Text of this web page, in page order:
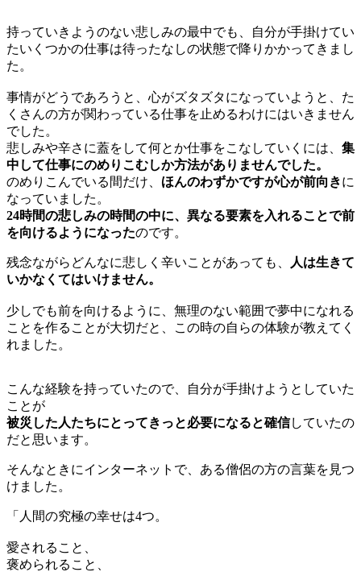
持っていきようのない悲しみの最中でも、自分が手掛けてい
たいくつかの仕事は待ったなしの状態で降りかかってきまし
た。
事情がどうであろうと、心がズタズタになっていようと、た
くさんの方が関わっている仕事を止めるわけにはいきません
でした。
悲しみや辛さに蓋をして何とか仕事をこなしていくには、 集
中して仕事にのめりこむしか方法がありませんでした。
のめりこんでいる間だけ、 ほんのわずかですが心が前向きに
なっていました。
24時間の悲しみの時間の中に、異なる要素を入れることで前
を向けるようになったのです。
残念ながらどんなに悲しく辛いことがあっても、
人は生きて
いかなくてはいけません。
少しでも前を向けるように、無理のない範囲で夢中になれる
ことを作ることが大切だと、この時の自らの体験が教えてく
れました。
こんな経験を持っていたので、自分が手掛けようとしていた
ことが
被災した人たちにとってきっと必要になると確信していたの
だと思います。
そんなときにインターネットで、ある僧侶の方の言葉を見つ
けました。
「人間の究極の幸せは4つ。
愛されること、
褒められること、